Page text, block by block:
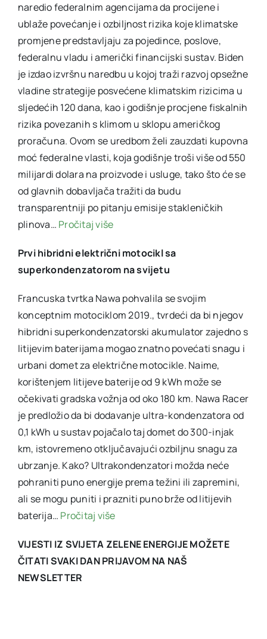
naredio federalnim agencijama da procijene i
ublaže povećanje i ozbiljnost rizika koje klimatske
promjene predstavljaju za pojedince, poslove,
federalnu vladu i američki financijski sustav. Biden
je izdao izvršnu naredbu u kojoj traži razvoj opsežne
vladine strategije posvećene klimatskim rizicima u
sljedećih 120 dana, kao i godišnje procjene fiskalnih
rizika povezanih s klimom u sklopu američkog
proračuna. Ovom se uredbom želi zauzdati kupovna
moć federalne vlasti, koja godišnje troši više od 550
milijardi dolara na proizvode i usluge, tako što će se
od glavnih dobavljača tražiti da budu
transparentniji po pitanju emisije stakleničkih
plinova… Pročitaj više
Prvi hibridni električni motocikl sa
superkondenzatorom na svijetu
Francuska tvrtka Nawa pohvalila se svojim
konceptnim motociklom 2019., tvrdeći da bi njegov
hibridni superkondenzatorski akumulator zajedno s
litijevim baterijama mogao znatno povećati snagu i
urbani domet za električne motocikle. Naime,
korištenjem litijeve baterije od 9 kWh može se
očekivati gradska vožnja od oko 180 km. Nawa Racer
je predložio da bi dodavanje ultra-kondenzatora od
0,1 kWh u sustav pojačalo taj domet do 300-injak
km, istovremeno otključavajući ozbiljnu snagu za
ubrzanje. Kako? Ultrakondenzatori možda neće
pohraniti puno energije prema težini ili zapremini,
ali se mogu puniti i prazniti puno brže od litijevih
baterija… Pročitaj više
VIJESTI IZ SVIJETA ZELENE ENERGIJE MOŽETE
ČITATI SVAKI DAN PRIJAVOM NA NAŠ
NEWSLETTER